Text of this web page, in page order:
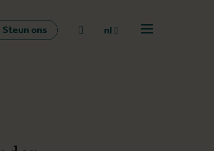
Steun ons Naar zoeken
nl
Open menu